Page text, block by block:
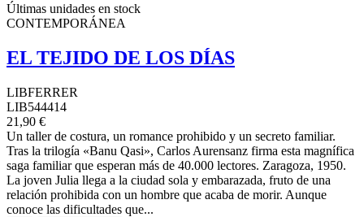
Últimas unidades en stock
CONTEMPORÁNEA
EL TEJIDO DE LOS DÍAS
LIBFERRER
LIB544414
21,90 €
Un taller de costura, un romance prohibido y un secreto familiar.
Tras la trilogía «Banu Qasi», Carlos Aurensanz firma esta magnífica
saga familiar que esperan más de 40.000 lectores. Zaragoza, 1950.
La joven Julia llega a la ciudad sola y embarazada, fruto de una
relación prohibida con un hombre que acaba de morir. Aunque
conoce las dificultades que...